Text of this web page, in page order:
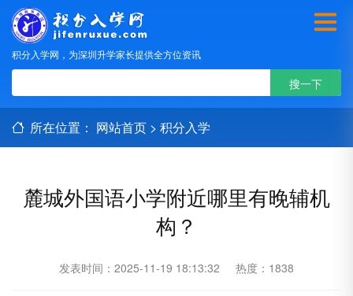
积分入学网，为深圳升学家长提供全方位资讯
所在位置： 网站首页 > 积分入学
麓城外国语小学附近哪里有晚辅机
构？
发表时间：2025-11-19 18:13:32 热度：1838